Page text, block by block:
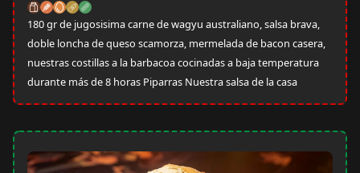
180 gr de jugosisima carne de wagyu australiano, salsa brava,
doble loncha de queso scamorza, mermelada de bacon casera,
nuestras costillas a la barbacoa cocinadas a baja temperatura
durante más de 8 horas Piparras Nuestra salsa de la casa